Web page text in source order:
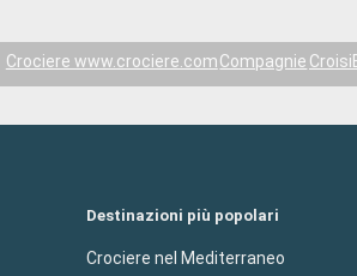
Crociere www.crociere.comCompagnie
Destinazioni più popolari
Crociere nel Mediterraneo